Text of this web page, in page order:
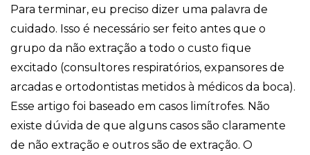
Para terminar, eu preciso dizer uma palavra de
cuidado. Isso é necessário ser feito antes que o
grupo da não extração a todo o custo fique
excitado (consultores respiratórios, expansores de
arcadas e ortodontistas metidos à médicos da boca).
Esse artigo foi baseado em casos limítrofes. Não
existe dúvida de que alguns casos são claramente
de não extração e outros são de extração. O